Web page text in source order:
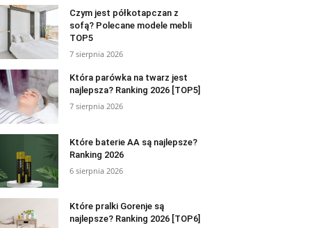
Czym jest półkotapczan z
sofą? Polecane modele mebli
TOP5
7 sierpnia 2026
Która parówka na twarz jest
najlepsza? Ranking 2026 [TOP5]
7 sierpnia 2026
Które baterie AA są najlepsze?
Ranking 2026
6 sierpnia 2026
Które pralki Gorenje są
najlepsze? Ranking 2026 [TOP6]